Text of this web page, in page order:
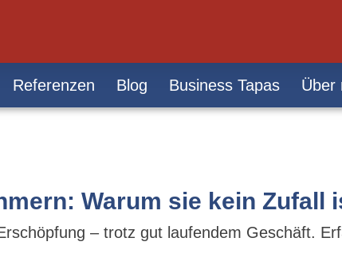
Referenzen Blog Business Tapas Über
Warum sie kein Zufall
– trotz gut laufendem Geschäft.